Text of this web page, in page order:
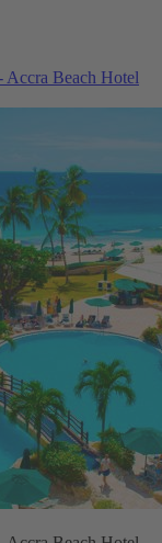
Accra Beach Hotel